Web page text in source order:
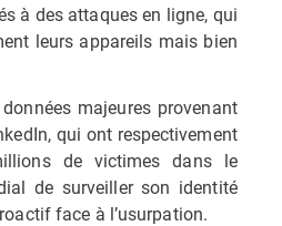
à des attaques en ligne, qui
leurs appareils mais bien
majeures provenant
qui ont respectivement
de victimes dans le
de surveiller son identité
face à l’usurpation.